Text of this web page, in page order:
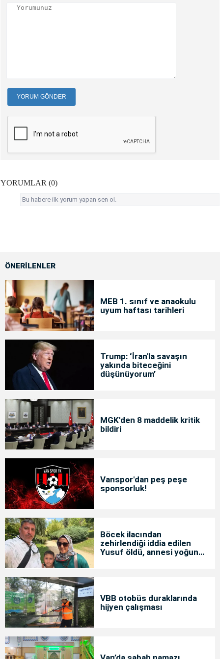
YORUM GÖNDER
YORUMLAR (0)
Bu habere ilk yorum yapan sen ol.
ÖNERİLENLER
MEB 1. sınıf ve anaokulu
uyum haftası tarihleri
Trump: ‘İran'la savaşın
yakında biteceğini
düşünüyorum’
MGK'den 8 maddelik kritik
bildiri
Vanspor'dan peş peşe
sponsorluk!
Böcek ilacından
zehirlendiği iddia edilen
Yusuf öldü, annesi yoğun
VBB otobüs duraklarında
hijyen çalışması